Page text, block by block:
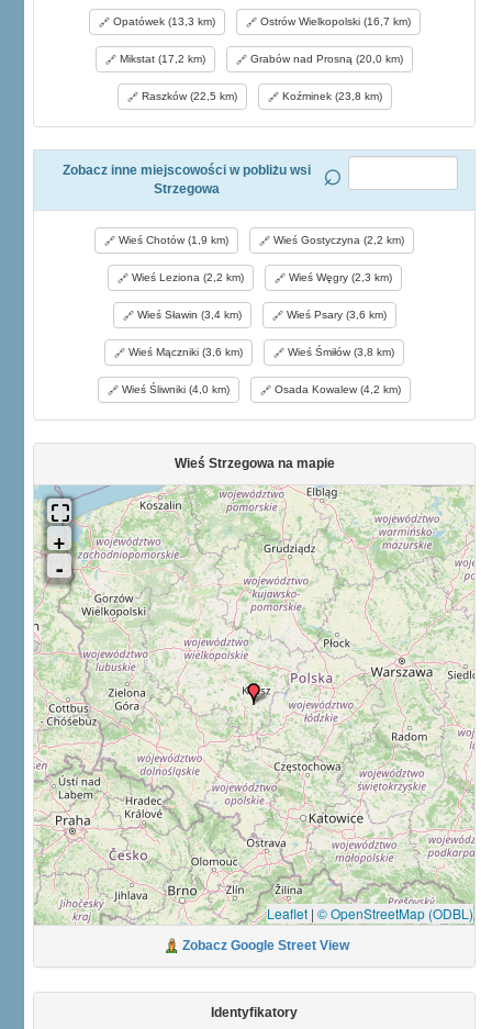
Opatówek (13,3 km) Ostrów Wielkopolski (16,7 km)
Mikstat (17,2 km) Grabów nad Prosną (20,0 km)
Raszków (22,5 km) Koźminek (23,8 km)
Zobacz inne miejscowości w pobliżu wsi
Strzegowa
Wieś Chotów (1,9 km) Wieś Gostyczyna (2,2 km)
Wieś Leziona (2,2 km) Wieś Węgry (2,3 km)
Wieś Sławin (3,4 km) Wieś Psary (3,6 km)
Wieś Mączniki (3,6 km) Wieś Śmiłów (3,8 km)
Wieś Śliwniki (4,0 km) Osada Kowalew (4,2 km)
Wieś Strzegowa na mapie
Leaflet | © OpenStreetMap (ODBL)
Zobacz Google Street View
Identyfikatory